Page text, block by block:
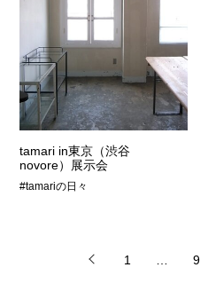
tamari in東京（渋谷
novore）展示会
#tamariの日々
1 9